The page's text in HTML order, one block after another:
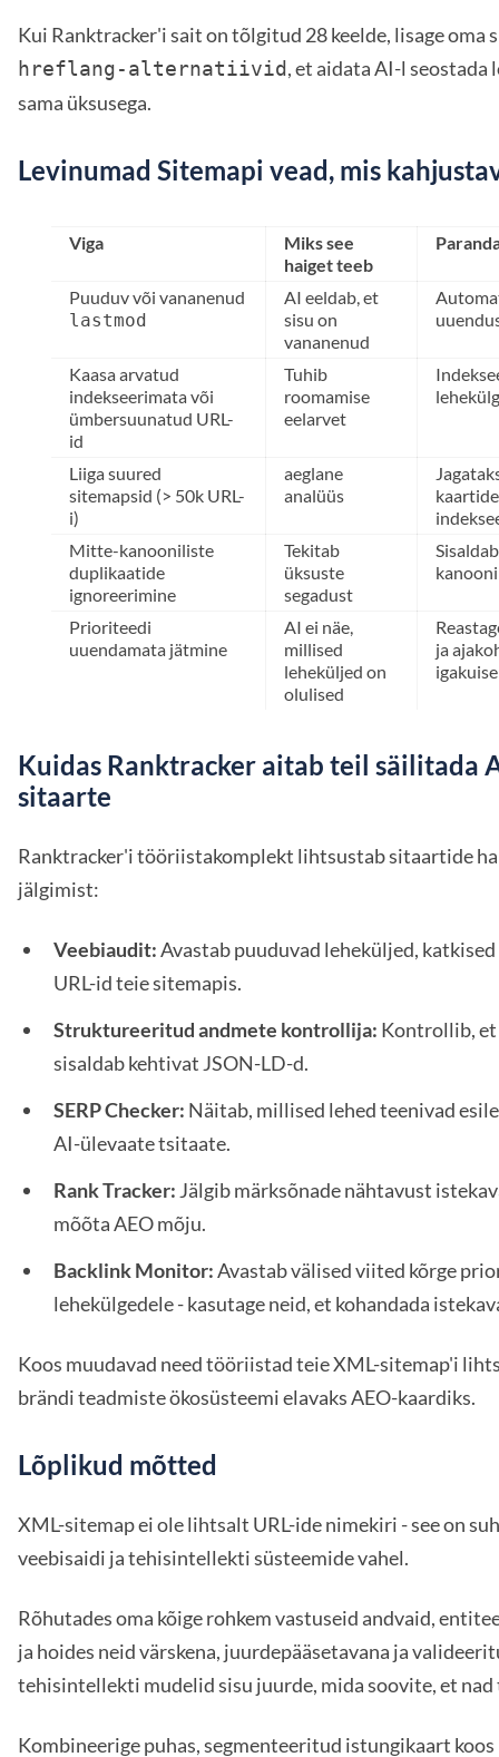
Kui Ranktracker'i sait on tõlgitud 28 keelde, lisage oma
hreflang-alternatiivid, et aidata AI-l
sama üksusega.
Levinumad Sitemapi vead, mis
Viga
Miks see
haiget teeb
Puuduv või vananenud
lastmod
AI eeldab, et
sisu on
vananenud
Kaasa arvatud
indekseerimata või
ümbersuunatud URL-
id
Tuhib
roomamise
eelarvet
Liiga suured
sitemapsid (> 50k URL-
i)
aeglane
analüüs
Mitte-kanooniliste
duplikaatide
ignoreerimine
Tekitab
üksuste
segadust
Prioriteedi
uuendamata jätmine
AI ei näe,
millised
leheküljed on
olulised
ja
Kuidas Ranktracker aitab teil säilitada
sitaarte
Ranktracker'i tööriistakomplekt lihtsustab sitaartide
jälgimist:
Veebiaudit:Avastab puuduvad leheküljed,
URL-id teie sitemapis.
Struktureeritud andmete kontrollija: Kontrollib,
sisaldab kehtivat JSON-LD-d.
SERP Checker: Näitab, millised lehed teenivad
AI-ülevaate tsitaate.
Rank Tracker: Jälgib märksõnade nähtavust
mõõta AEO mõju.
Backlink Monitor:Avastab välised viited kõrge
lehekülgedele - kasutage neid, et kohandada
Koos muudavad need tööriistad teie XML-sitemap'i
brändi teadmiste ökosüsteemi elavaks AEO-kaardiks.
Lõplikud mõtted
XML-sitemap ei ole lihtsalt URL-ide nimekiri - see on
veebisaidi ja tehisintellekti süsteemide vahel.
Rõhutades oma kõige rohkem vastuseid andvaid,
ja hoides neid värskena, juurdepääsetavana ja
tehisintellekti mudelid sisu juurde, mida soovite, et
Kombineerige puhas, segmenteeritud istungikaart koos